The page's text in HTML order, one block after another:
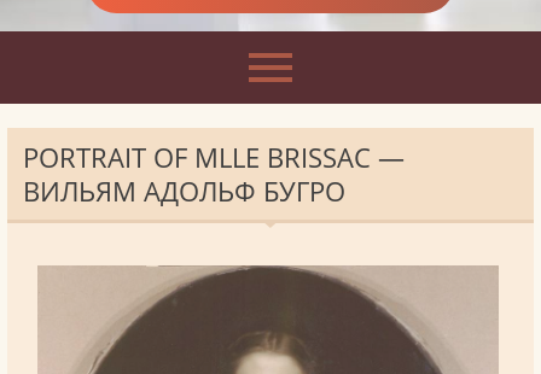
PORTRAIT OF MLLE BRISSAC —
ВИЛЬЯМ АДОЛЬФ БУГРО